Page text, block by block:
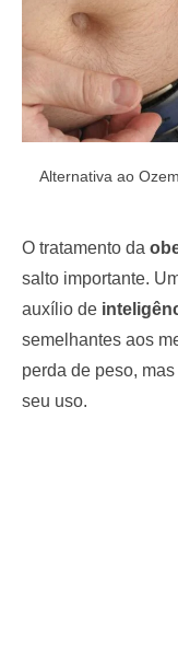
Alternativa ao
O tratamento da
salto importante.
auxílio de
semelhantes aos
perda de peso,
seu uso.